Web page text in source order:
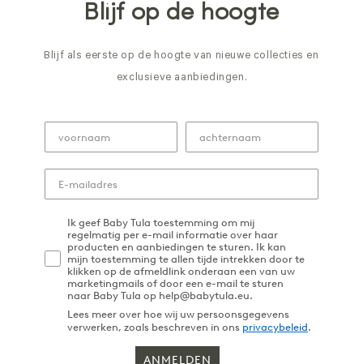
Blijf op de hoogte
Blijf als eerste op de hoogte van nieuwe collecties en
exclusieve aanbiedingen.
Ik geef Baby Tula toestemming om mij
regelmatig per e-mail informatie over haar
producten en aanbiedingen te sturen. Ik kan
mijn toestemming te allen tijde intrekken door te
klikken op de afmeldlink onderaan een van uw
marketingmails of door een e-mail te sturen
naar Baby Tula op help@babytula.eu.
Lees meer over hoe wij uw persoonsgegevens
verwerken, zoals beschreven in ons privacybeleid.
ANMELDEN